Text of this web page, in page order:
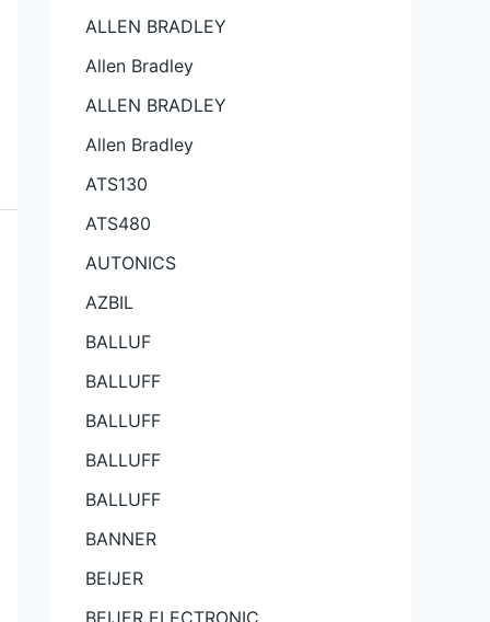
ALLEN BRADLEY
Allen Bradley
ALLEN BRADLEY
Allen Bradley
ATS130
ATS480
AUTONICS
AZBIL
BALLUF
BALLUFF
BALLUFF
BALLUFF
BALLUFF
BANNER
BEIJER